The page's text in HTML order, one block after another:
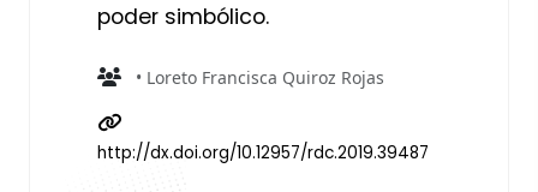
poder simbólico.
• Loreto Francisca Quiroz Rojas
http://dx.doi.org/10.12957/rdc.2019.39487